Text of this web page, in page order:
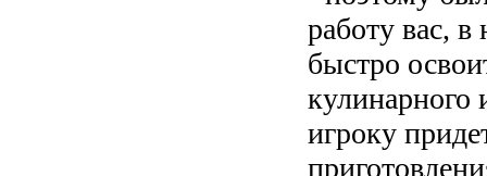
работу вас,
быстро
кулинарного
игроку